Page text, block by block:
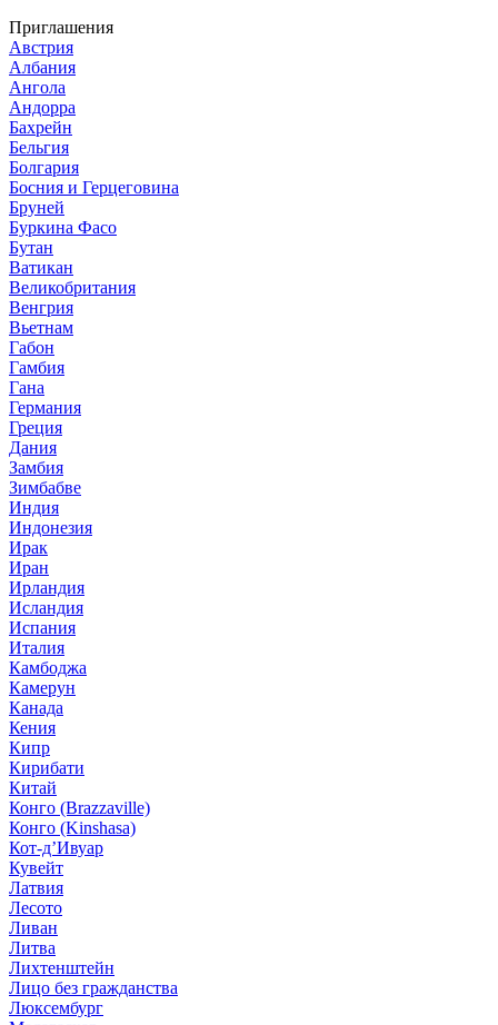
Приглашения
Австрия
Албания
Ангола
Андорра
Бахрейн
Бельгия
Болгария
Босния и Герцеговина
Бруней
Буркина Фасо
Бутан
Ватикан
Великобритания
Венгрия
Вьетнам
Габон
Гамбия
Гана
Германия
Греция
Дания
Замбия
Зимбабве
Индия
Индонезия
Ирак
Иран
Ирландия
Исландия
Испания
Италия
Камбоджа
Камерун
Канада
Кения
Кипр
Кирибати
Китай
Конго (Brazzaville)
Конго (Kinshasa)
Кот-д’Ивуар
Кувейт
Латвия
Лесото
Ливан
Литва
Лихтенштейн
Лицо без гражданства
Люксембург